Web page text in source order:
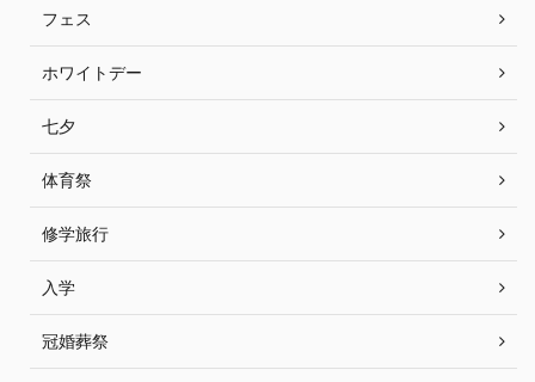
フェス
ホワイトデー
七夕
体育祭
修学旅行
入学
冠婚葬祭